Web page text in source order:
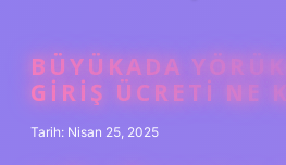
BÜYÜKADA
GIRIŞ ÜCRETI NE
Tarih: Nisan 25, 2025